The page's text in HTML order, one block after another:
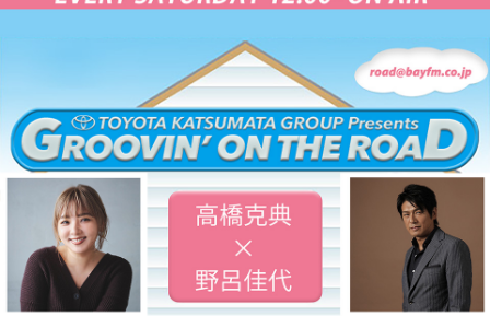
去年の慰霊の集いに参列された、列車の車掌として乗務して
いた女性の方のお孫さんがおっしゃった言葉を胸に刻みたい
「祖母は亡くなるまでずっと、『あの時、列車を発車させな
ければよかった……』そう言っていました」
ノスタルジック・ニューのコーナーは…
最近でもCMでカバーソングが流れている世界的名曲「ヴォラ
ーレ」をジプシー・キングスのヴァージョンで！
最新の放送を聴く